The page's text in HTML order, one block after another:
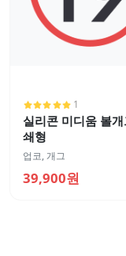
1
실리콘 미디움 볼
쇄형
업코,개그
39,900원